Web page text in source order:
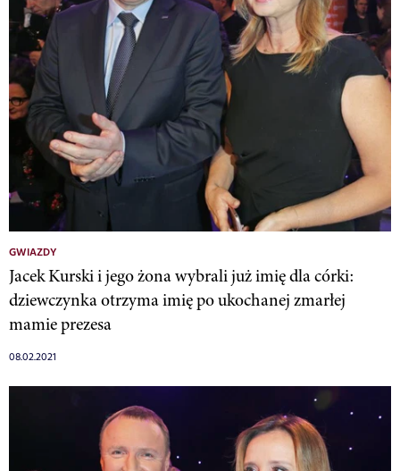
GWIAZDY
Jacek Kurski i jego żona wybrali już imię dla córki:
dziewczynka otrzyma imię po ukochanej zmarłej
mamie prezesa
08.02.2021